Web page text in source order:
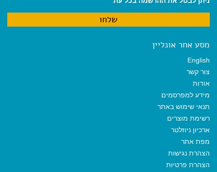
מסע אחר אונליין
English
צור קשר
אודות
מידע למפרסמים
תנאי שימוש באתר
רשימת מוצרים
ארכיון ניוזלטר
מפת אתר
הצהרת נגישות
הצהרת פרטיות